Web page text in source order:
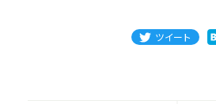
ツイート